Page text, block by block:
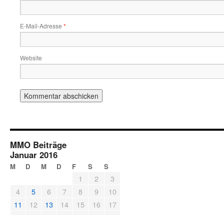
E-Mail-Adresse *
Website
MMO Beiträge
Januar 2016
M D M D F S S
1 2
3
4
5 6 7 8 9
10
11
12 13 14 15 16
17